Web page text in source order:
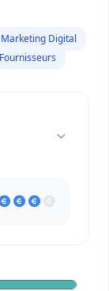
Marketing Digital